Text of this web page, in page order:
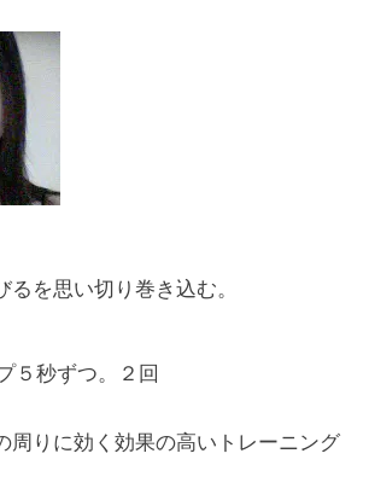
るを思い切り巻き込む。
５秒ずつ。２回
周りに効く効果の高いトレーニング